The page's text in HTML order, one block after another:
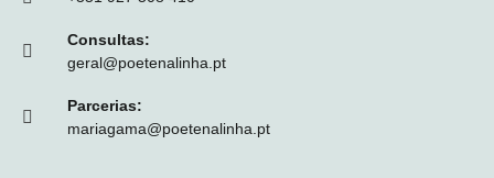
Consultas:
geral@poetenalinha.pt
Parcerias:
mariagama@poetenalinha.pt